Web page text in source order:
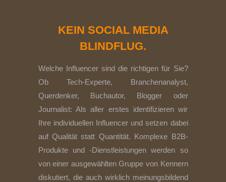
KEIN SOCIAL MEDIA
BLINDFLUG.
Welche Influencer sind die richtigen für Sie?
Ob Tech-Experte, Branchenanalyst,
Querdenker, Buchautor, Blogger oder
Journalist: Als aller erstes identifizieren wir
Ihre individuellen Influencer und setzen dabei
auf Qualität statt Quantität. Komplexe B2B-
Produkte und -Dienstleistungen werden so
von einer ausgewählten Gruppe von Kennern
diskutiert, die auch wirklich meinungsbildend